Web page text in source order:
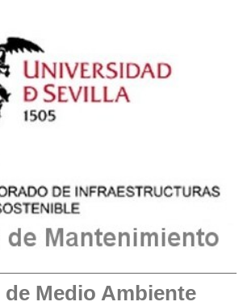
Medio Ambiente